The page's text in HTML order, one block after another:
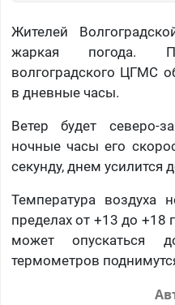
Жителей
жаркая погода.
волгоградского ЦГМС
в дневные часы.
Ветер будет
ночные часы его
секунду, днем усилится
Температура воздуха
пределах от +13 до +18
может опускаться
термометров